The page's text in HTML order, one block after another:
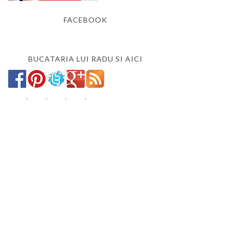
FACEBOOK
BUCATARIA LUI RADU SI AICI